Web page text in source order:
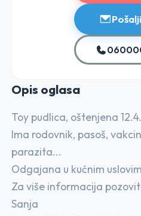
Opis oglasa
Toy pudlica, oštenjena 12.4.
Ima rodovnik, pasoš,
parazita...
Odgajana u kućnim
Za više informacija
Sanja